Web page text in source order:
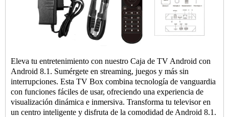
Eleva tu entretenimiento con nuestro Caja de TV Android con
Android 8.1. Sumérgete en streaming, juegos y más sin
interrupciones. Esta TV Box combina tecnología de vanguardia
con funciones fáciles de usar, ofreciendo una experiencia de
visualización dinámica e inmersiva. Transforma tu televisor en
un centro inteligente y disfruta de la comodidad de Android 8.1.